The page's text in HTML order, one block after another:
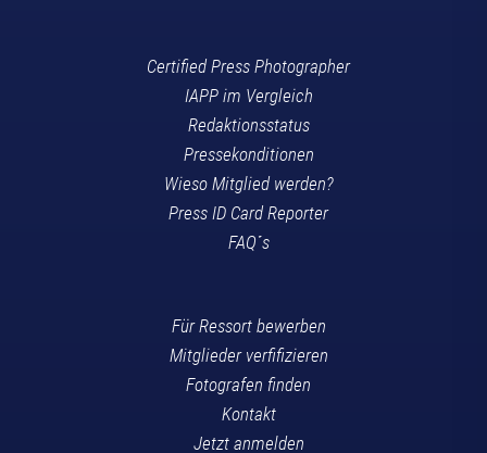
Certified Press Photographer
IAPP im Vergleich
Redaktionsstatus
Pressekonditionen
Wieso Mitglied werden?
Press ID Card Reporter
FAQ´s
Für Ressort bewerben
Mitglieder verfifizieren
Fotografen finden
Kontakt
Jetzt anmelden